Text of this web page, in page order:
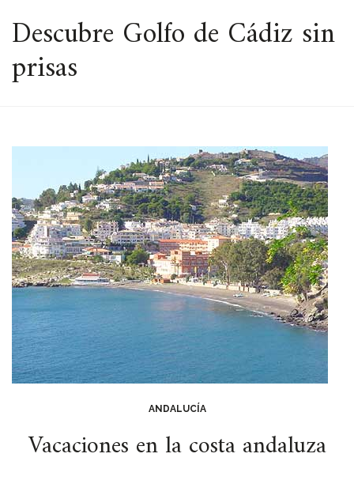
ESPACIO
Descubre Golfo de Cádiz sin
prisas
ANDALUCÍA
Vacaciones en la costa andaluza